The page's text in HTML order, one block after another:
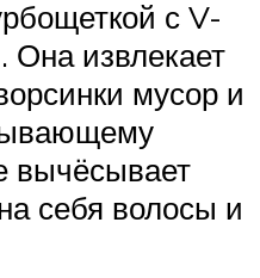
с V-
Она извлекает
мусор и
вычёсывает
себя волосы и